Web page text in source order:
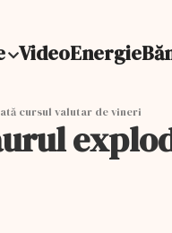
VideoEnergie
cursul valutar de vineri